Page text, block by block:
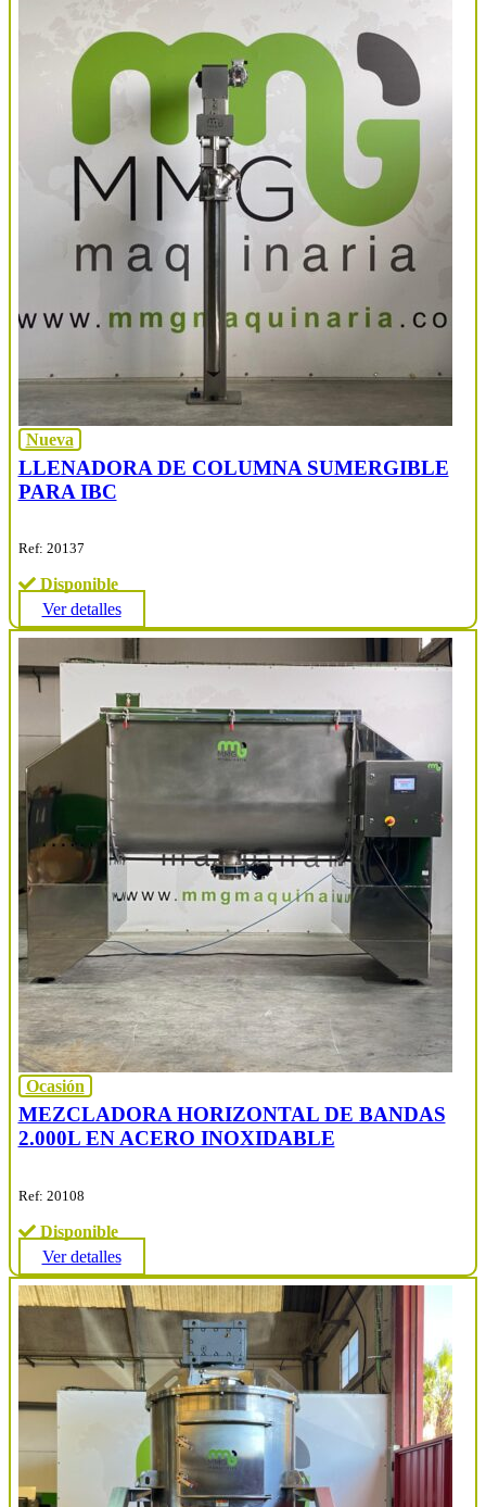
Nueva
LLENADORA DE COLUMNA SUMERGIBLE
PARA IBC
Ref: 20137
Disponible
Ver detalles
Ocasión
MEZCLADORA HORIZONTAL DE BANDAS
2.000L EN ACERO INOXIDABLE
Ref: 20108
Disponible
Ver detalles